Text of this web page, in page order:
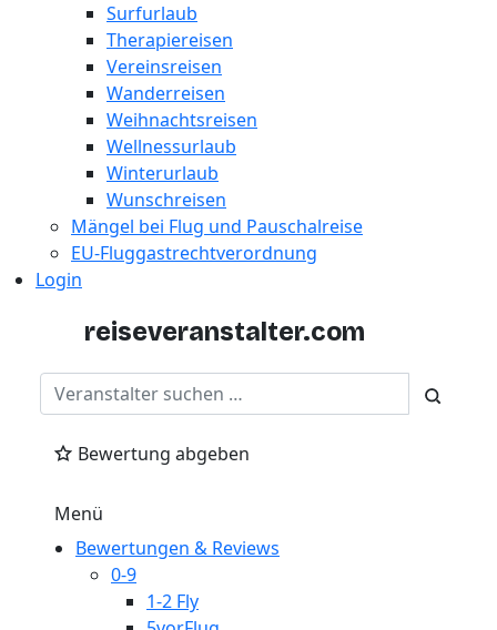
Surfurlaub
Therapiereisen
Vereinsreisen
Wanderreisen
Weihnachtsreisen
Wellnessurlaub
Winterurlaub
Wunschreisen
Mängel bei Flug und Pauschalreise
EU-Fluggastrechtverordnung
Login
reiseveranstalter.com
Bewertung abgeben
Menü
Bewertungen & Reviews
0-9
1-2 Fly